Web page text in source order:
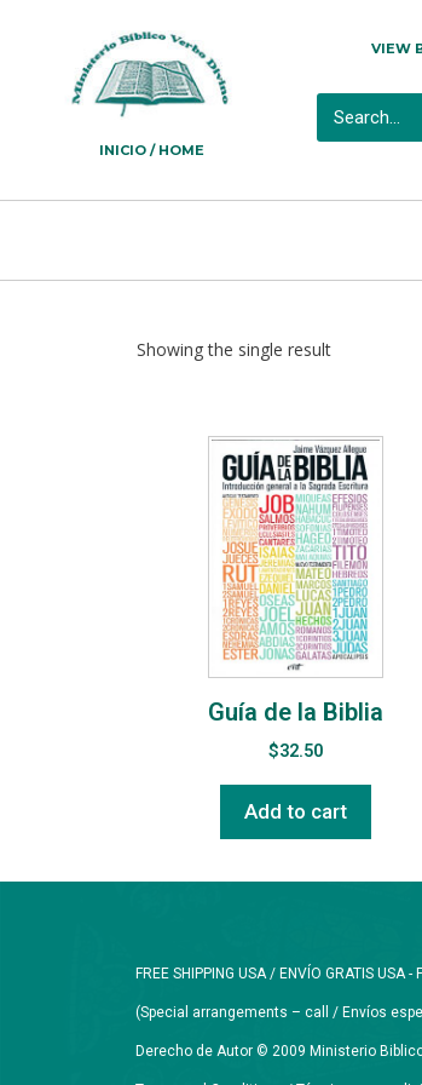
INICIO / HOME
VIEW
Showing the single result
Guía de la Biblia
$32.50
Add to cart
FREE SHIPPING USA / ENVÍO GRATIS
(Special arrangements – call / Envíos
Derecho de Autor © 2009 Ministerio